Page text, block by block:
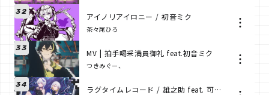
32 アイノリアイロニー / 初音ミク
茶々尾ひろ
33 MV | 拍手喝采満員御礼 feat.初音ミク
つきみぐー、
34 ラグタイムレコード / 雄之助 feat. 可不×flower